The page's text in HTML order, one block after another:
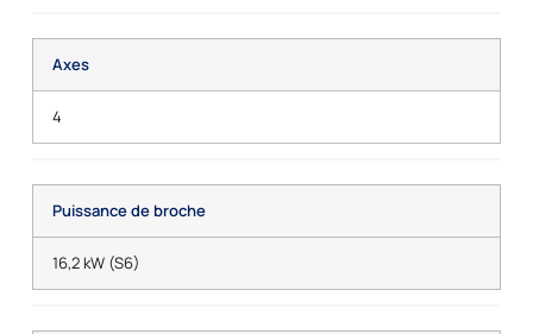
Axes
4
Puissance de broche
16,2 kW (S6)